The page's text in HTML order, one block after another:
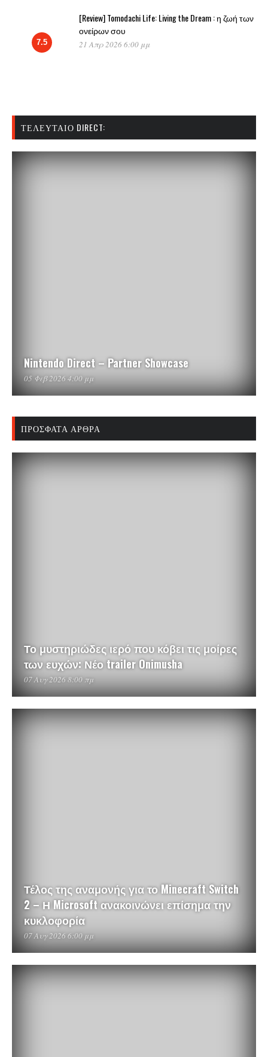
7.5
[Review] Tomodachi Life: Living the Dream : η ζωή των
ονείρων σου
21 Απρ 2026 6:00 μμ
ΤΕΛΕΥΤΑΊΟ DIRECT:
Nintendo Direct – Partner Showcase
05 Φεβ 2026 4:00 μμ
ΠΡΌΣΦΑΤΑ ΆΡΘΡΑ
Το μυστηριώδες ιερό που κόβει τις μοίρες
των ευχών: Νέο trailer Onimusha
07 Αυγ 2026 8:00 πμ
Τέλος της αναμονής για το Minecraft Switch
2 – Η Microsoft ανακοινώνει επίσημα την
κυκλοφορία
07 Αυγ 2026 6:00 μμ